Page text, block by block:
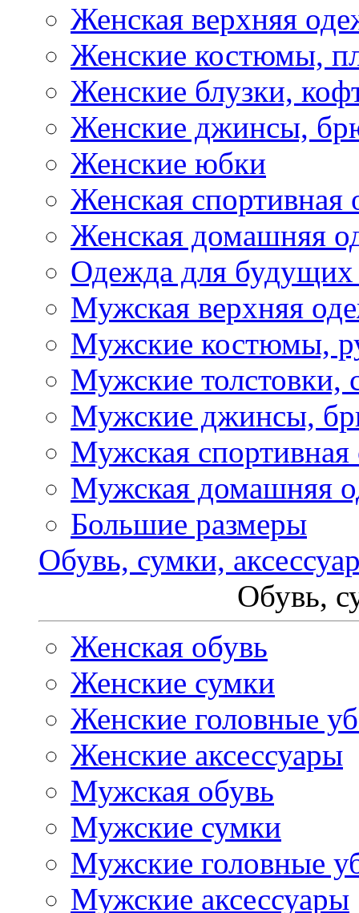
Женская верхняя
Женские костюмы,
Женские блузки,
Женские джинсы,
Женские юбки
Женская спортивная
Женская домашняя
Одежда для
Мужская верхняя
Мужские костюмы,
Мужские толстовки,
Мужские джинсы,
Мужская спортивная
Мужская домашняя
Большие размеры
Обувь, сумки,
Обувь,
Женская обувь
Женские сумки
Женские головные
Женские аксессуары
Мужская обувь
Мужские сумки
Мужские головные
Мужские аксессуары